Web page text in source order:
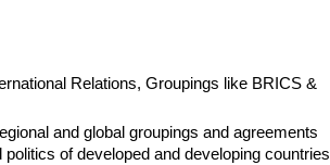
Relations, Groupings like BRICS &
and global groupings and agreements
of developed and developing countries